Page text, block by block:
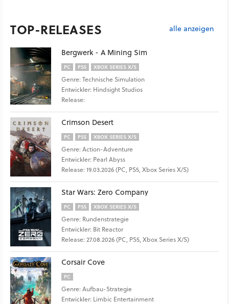
TOP-RELEASES alle anzeigen
Bergwerk - A Mining Sim
PC PS5 XBOX SERIES X/S
Genre: Technische Simulation
Entwickler: Hindsight Studios
Release:
Crimson Desert
PC PS5 XBOX SERIES X/S
Genre: Action-Adventure
Entwickler: Pearl Abyss
Release: 19.03.2026 (PC, PS5, Xbox Series X/S)
Star Wars: Zero Company
PC PS5 XBOX SERIES X/S
Genre: Rundenstrategie
Entwickler: Bit Reactor
Release: 27.08.2026 (PC, PS5, Xbox Series X/S)
Corsair Cove
PC
Genre: Aufbau-Strategie
Entwickler: Limbic Entertainment